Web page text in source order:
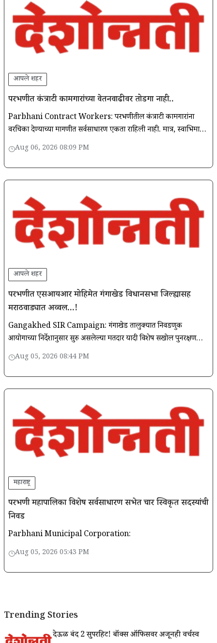
आपले शहर
परभणीत कंत्राटी कामगारांच्या वेतनवाढीवर तोडगा नाही..
Parbhani Contract Workers: परभणीतील कंत्राटी कामगारांना
वरचिका देण्याच्या मागणीत सर्वसाधारण एकता राहिली नाही. मात्र, स्वाभिमानी
संघांनी कायमच पुढे येण्याचा निर्णय घेतला.
Aug 06, 2026 08:09 PM
आपले शहर
परभणीत एसआयआर मोहिमेत गंगाखेड विधानसभा जिल्ह्यासह
मराठवाड्यात अव्वल...!
Gangakhed SIR Campaign: गंगाखेड तालुक्यात निवडणुक
आयोगाच्या निर्देशानुसार सुरु असलेल्या मतदार यादी विशेष सखोल पुनरीक्षण
(एसआयआर कार्यक्रम) मोहिमेत गंगाखेड विधानसभा मतदार संघ..
Aug 05, 2026 08:44 PM
महाराष्ट्र
परभणी महापालिका विशेष सर्वसाधारण सभेत चार स्विकृत सदस्यांची
निवड
Parbhani Municipal Corporation:
Aug 05, 2026 05:43 PM
Trending Stories
देऊळ बंद 2 सुपरहिट! बॉक्स ऑफिसवर अजूनही वर्चस्व